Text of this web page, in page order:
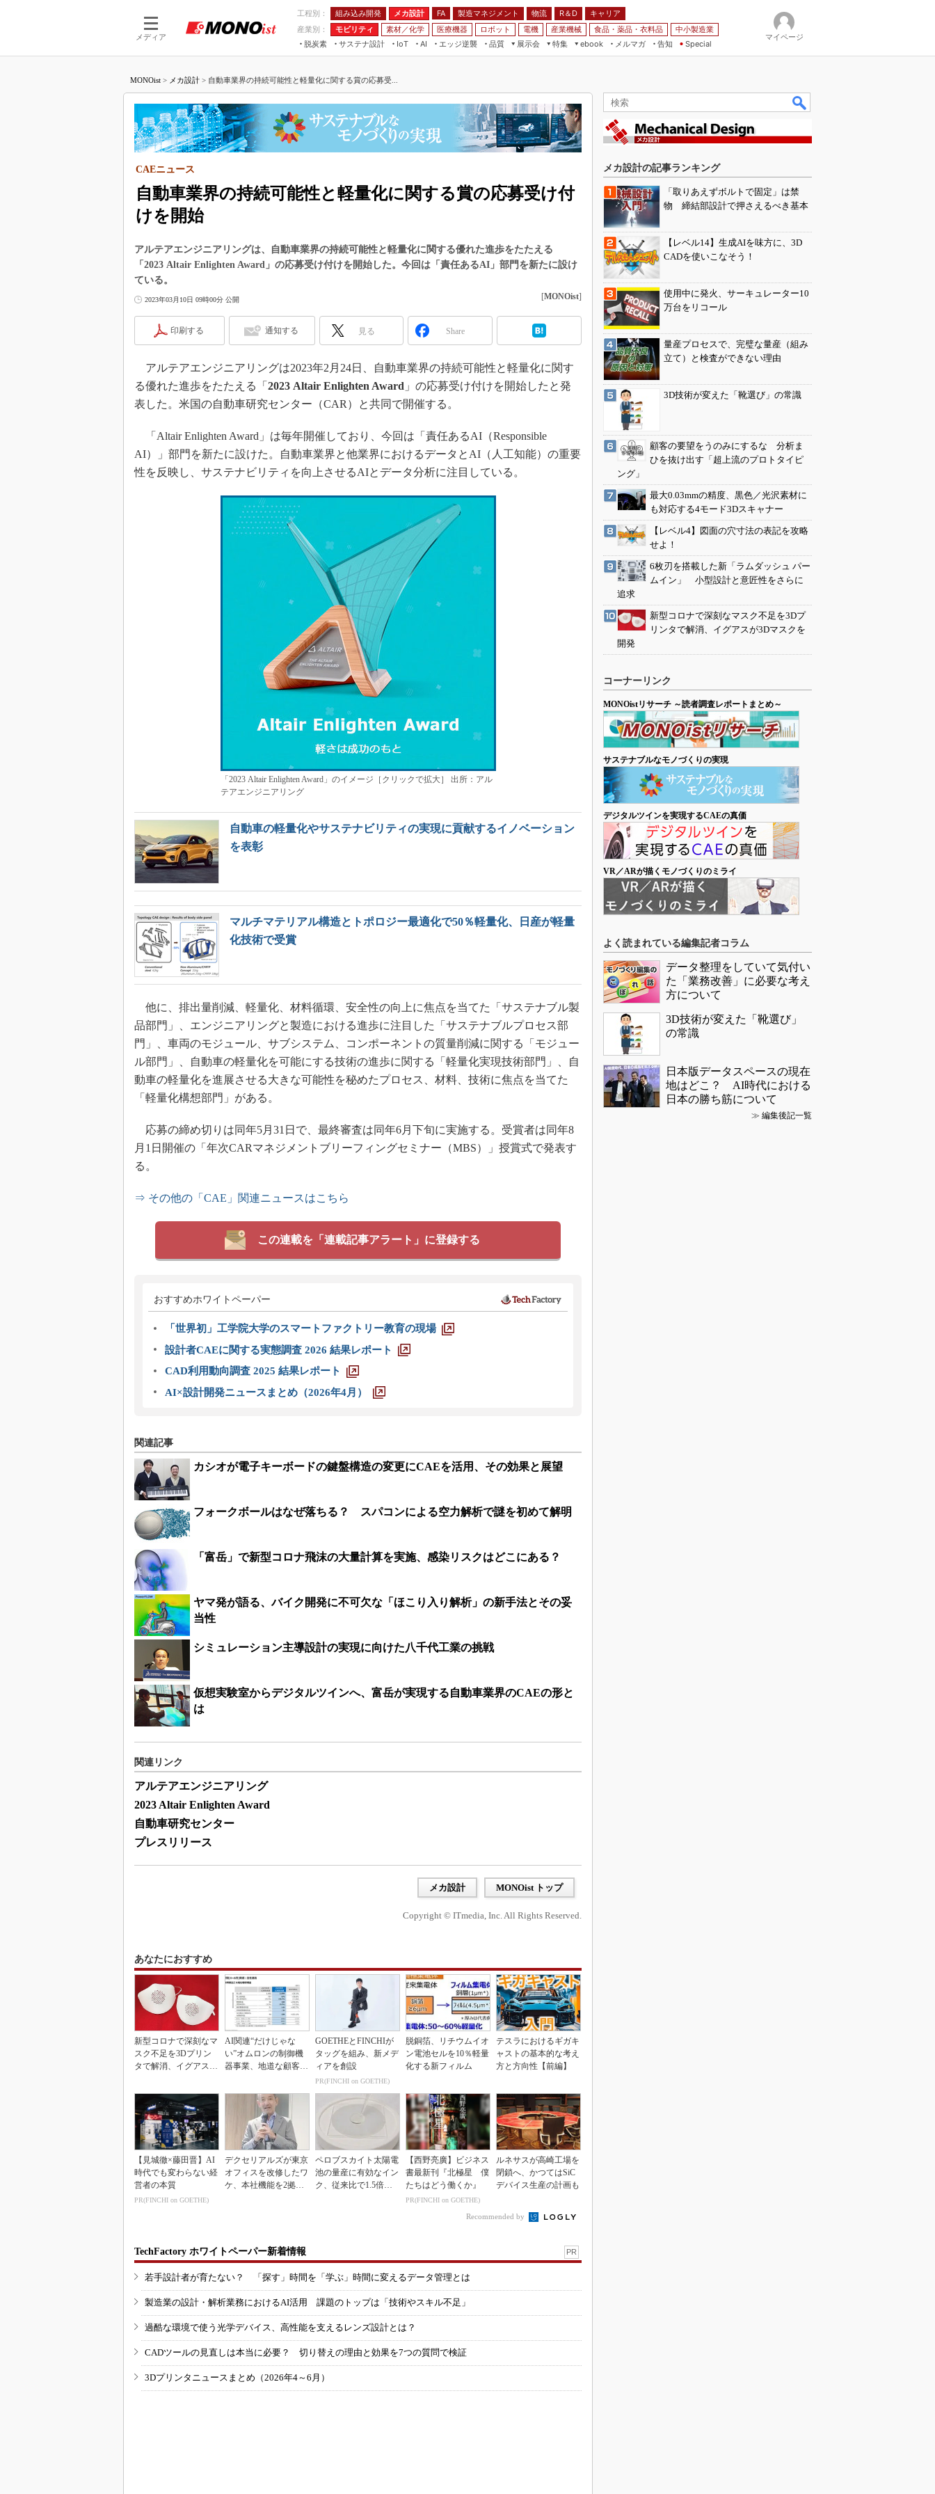
メディア
工程別： 組み込み開発 メカ設計 FA 製造マネジメント 物流 R＆D
キャリア
産業別：
モビリティ 素材／化学 医療機器 ロボット 電機 産業機械 食品・薬品・衣料品
中小製造業
脱炭素
サステナ設計
IoT
つながる工場
つながるサービス
AI
AI×設備保全
Physical AI
エッジ逆襲 品質
展示会
JIMTOF
組込み/エッジ コンピューティング
展＆IoT/5Gソリューション展
IIFES
国際ロボット展
TECHNO-FRONTIER
EdgeTech+
産業オープンネット展
特集
5G
フィールドサービス
組み込み画像技術
車載ソフト開発
3Dプリンタ
デジタルツインとCAE
インダストリー4.0
イノベーション
植物工場
海外生産
グローバル設計・開発
制御セキュリティ
新型コロナへの対応
ebook
製造マネジメント
モビリティ
メルマガ
告知 Special
マイページ
MONOist > メカ設計 > 自動車業界の持続可能性と軽量化に関する賞の応募受...
自動車業界の持続可能性と軽量化に関する賞の応募受け付
けを開始
CAEニュース
アルテアエンジニアリングは、自動車業界の持続可能性と軽量化に関する優れた進歩をたたえる
「2023 Altair Enlighten Award」の応募受け付けを開始した。今回は「責任あるAI」部門を新たに設け
ている。
2023年03月10日 09時00分 公開 [MONOist]
印刷する 通知する 見る Share
アルテアエンジニアリングは2023年2月24日、自動車業界の持続可能性と軽量化に関す
る優れた進歩をたたえる「 2023 Altair Enlighten Award 」の応募受け付けを開始したと発
表した。米国の自動車研究センター（CAR）と共同で開催する。
「Altair Enlighten Award」は毎年開催しており、今回は「責任あるAI（Responsible
AI）」部門を新たに設けた。自動車業界と他業界におけるデータとAI（人工知能）の重要
性を反映し、サステナビリティを向上させるAIとデータ分析に注目している。
「2023 Altair Enlighten Award」のイメージ［クリックで拡大］ 出所：アル
テアエンジニアリング
自動車の軽量化やサステナビリティの実現に貢献するイノベーション
を表彰
マルチマテリアル構造とトポロジー最適化で50％軽量化、日産が軽量
化技術で受賞
他に、排出量削減、軽量化、材料循環、安全性の向上に焦点を当てた「サステナブル製
品部門」、エンジニアリングと製造における進歩に注目した「サステナブルプロセス部
門」、車両のモジュール、サブシステム、コンポーネントの質量削減に関する「モジュー
ル部門」、自動車の軽量化を可能にする技術の進歩に関する「軽量化実現技術部門」、自
動車の軽量化を進展させる大きな可能性を秘めたプロセス、材料、技術に焦点を当てた
「軽量化構想部門」がある。
応募の締め切りは同年5月31日で、最終審査は同年6月下旬に実施する。受賞者は同年8
月1日開催の「年次CARマネジメントブリーフィングセミナー（MBS）」授賞式で発表す
る。
⇒ その他の「CAE」関連ニュースはこちら
この連載を「連載記事アラート」に登録する
おすすめホワイトペーパー
「世界初」工学院大学のスマートファクトリー教育の現場
設計者CAEに関する実態調査 2026 結果レポート
CAD利用動向調査 2025 結果レポート
AI×設計開発ニュースまとめ（2026年4月）
関連記事
カシオが電子キーボードの鍵盤構造の変更にCAEを活用、その効果と展望
フォークボールはなぜ落ちる？ スパコンによる空力解析で謎を初めて解明
「富岳」で新型コロナ飛沫の大量計算を実施、感染リスクはどこにある？
ヤマ発が語る、バイク開発に不可欠な「ほこり入り解析」の新手法とその妥
当性
シミュレーション主導設計の実現に向けた八千代工業の挑戦
仮想実験室からデジタルツインへ、富岳が実現する自動車業界のCAEの形と
は
関連リンク
アルテアエンジニアリング
2023 Altair Enlighten Award
自動車研究センター
プレスリリース
メカ設計 MONOist トップ
Copyright © ITmedia, Inc. All Rights Reserved.
あなたにおすすめ
新型コロナで深刻なマ
スク不足を3Dプリン
タで解消、イグアスが
AI関連“だけじゃな
い”オムロンの制御機
器事業、地道な顧客基
GOETHEとFINCHIが
タッグを組み、新メデ
ィアを創設
PR(FINCHI on GOETHE)
脱銅箔、リチウムイオ
ン電池セルを10％軽量
化する新フィルム
テスラにおけるギガキ
ャストの基本的な考え
方と方向性【前編】
【見城徹×藤田晋】AI
時代でも変わらない経
営者の本質
PR(FINCHI on GOETHE)
デクセリアルズが東京
オフィスを改修したワ
ケ、本社機能を2拠点
ペロブスカイト太陽電
池の量産に有効なイン
ク、従来比で1.5倍の
【西野亮廣】ビジネス
書最新刊『北極星 僕
たちはどう働くか』
PR(FINCHI on GOETHE)
ルネサスが高崎工場を
閉鎖へ、かつてはSiC
デバイス生産の計画も
Recommended by
TechFactory ホワイトペーパー新着情報 PR
若手設計者が育たない？ 「探す」時間を「学ぶ」時間に変えるデータ管理とは
製造業の設計・解析業務におけるAI活用 課題のトップは「技術やスキル不足」
過酷な環境で使う光学デバイス、高性能を支えるレンズ設計とは？
CADツールの見直しは本当に必要？ 切り替えの理由と効果を7つの質問で検証
3Dプリンタニュースまとめ（2026年4～6月）
メカ設計の記事ランキング
「取りあえずボルトで固定」は禁
物 締結部設計で押さえるべき基本
【レベル14】生成AIを味方に、3D
CADを使いこなそう！
使用中に発火、サーキュレーター10
万台をリコール
量産プロセスで、完璧な量産（組み
立て）と検査ができない理由
3D技術が変えた「靴選び」の常識
顧客の要望をうのみにするな 分析ま
ひを抜け出す「超上流のプロトタイピ
ング」
最大0.03mmの精度、黒色／光沢素材に
も対応する4モード3Dスキャナー
【レベル4】図面の穴寸法の表記を攻略
せよ！
6枚刃を搭載した新「ラムダッシュ パー
ムイン」 小型設計と意匠性をさらに
追求
新型コロナで深刻なマスク不足を3Dプ
リンタで解消、イグアスが3Dマスクを
開発
コーナーリンク
MONOistリサーチ ～読者調査レポートまとめ～
サステナブルなモノづくりの実現
デジタルツインを実現するCAEの真価
VR／ARが描くモノづくりのミライ
よく読まれている編集記者コラム
データ整理をしていて気付い
た「業務改善」に必要な考え
方について
3D技術が変えた「靴選び」
の常識
日本版データスペースの現在
地はどこ？ AI時代における
日本の勝ち筋について
≫ 編集後記一覧